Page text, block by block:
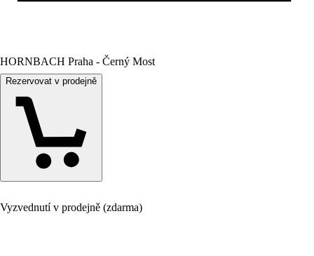
HORNBACH Praha - Černý Most
Rezervovat v prodejně
Vyzvednutí v prodejně (zdarma)